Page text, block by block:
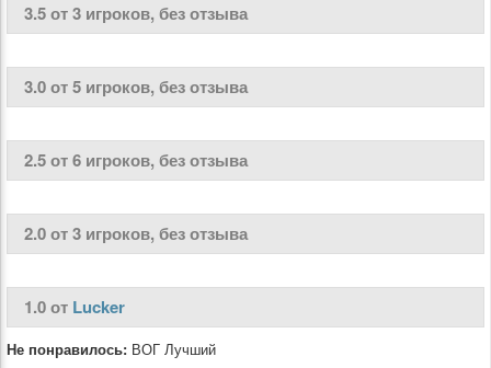
3.5 от 3 игроков, без отзыва
3.0 от 5 игроков, без отзыва
2.5 от 6 игроков, без отзыва
2.0 от 3 игроков, без отзыва
1.0 от Lucker
Не понравилось: ВОГ Лучший